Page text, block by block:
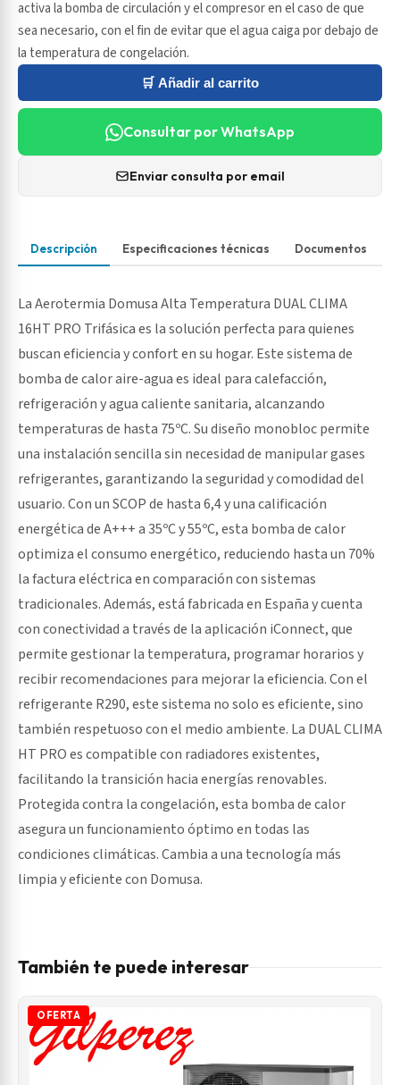
activa la bomba de circulación y el compresor en el caso de que
sea necesario, con el fin de evitar que el agua caiga por debajo de
la temperatura de congelación.
🛒 Añadir al carrito
Consultar por WhatsApp
Enviar consulta por email
Descripción Especificaciones técnicas Documentos
La Aerotermia Domusa Alta Temperatura DUAL CLIMA
16HT PRO Trifásica es la solución perfecta para quienes
buscan eficiencia y confort en su hogar. Este sistema de
bomba de calor aire-agua es ideal para calefacción,
refrigeración y agua caliente sanitaria, alcanzando
temperaturas de hasta 75ºC. Su diseño monobloc permite
una instalación sencilla sin necesidad de manipular gases
refrigerantes, garantizando la seguridad y comodidad del
usuario. Con un SCOP de hasta 6,4 y una calificación
energética de A+++ a 35ºC y 55ºC, esta bomba de calor
optimiza el consumo energético, reduciendo hasta un 70%
la factura eléctrica en comparación con sistemas
tradicionales. Además, está fabricada en España y cuenta
con conectividad a través de la aplicación iConnect, que
permite gestionar la temperatura, programar horarios y
recibir recomendaciones para mejorar la eficiencia. Con el
refrigerante R290, este sistema no solo es eficiente, sino
también respetuoso con el medio ambiente. La DUAL CLIMA
HT PRO es compatible con radiadores existentes,
facilitando la transición hacia energías renovables.
Protegida contra la congelación, esta bomba de calor
asegura un funcionamiento óptimo en todas las
condiciones climáticas. Cambia a una tecnología más
limpia y eficiente con Domusa.
También te puede interesar
OFERTA